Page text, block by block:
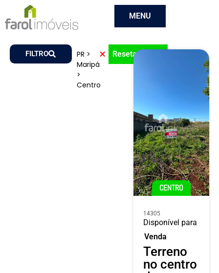
MENU
FILTRO
PR >
Maripá
>
Centro
× Resetar Filtros
CENTRO
14305
Disponível para
Venda
Terreno
no centro